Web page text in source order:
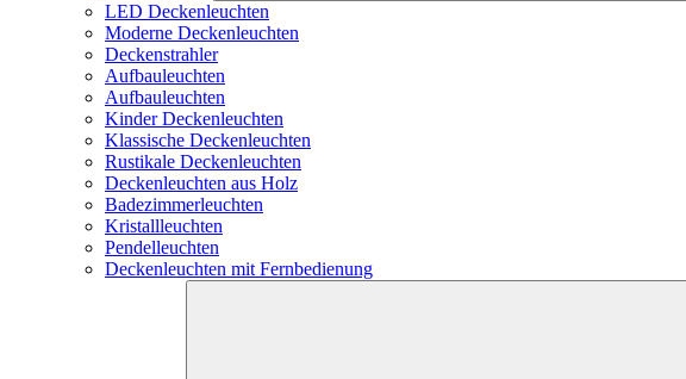
LED Deckenleuchten
Moderne Deckenleuchten
Deckenstrahler
Aufbauleuchten
Aufbauleuchten
Kinder Deckenleuchten
Klassische Deckenleuchten
Rustikale Deckenleuchten
Deckenleuchten aus Holz
Badezimmerleuchten
Kristallleuchten
Pendelleuchten
Deckenleuchten mit Fernbedienung